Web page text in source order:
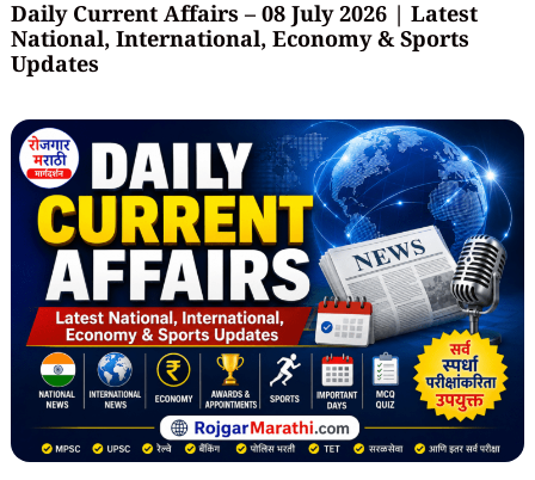
Daily Current Affairs – 08 July 2026 | Latest
National, International, Economy & Sports
Updates